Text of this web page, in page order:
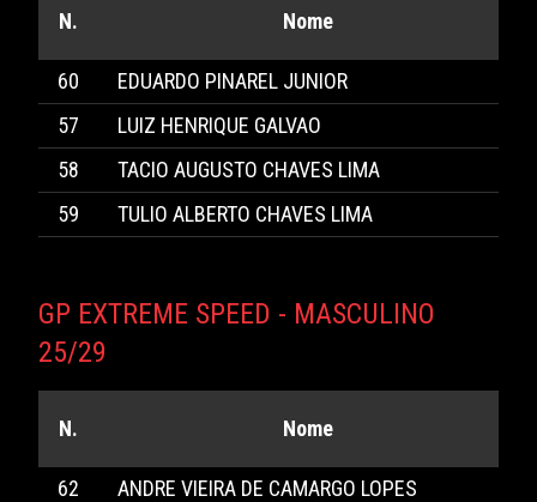
N. Nome
60
EDUARDO PINAREL JUNIOR
57
LUIZ HENRIQUE GALVAO
58
TACIO AUGUSTO CHAVES LIMA
59
TULIO ALBERTO CHAVES LIMA
GP EXTREME SPEED - MASCULINO
25/29
N. Nome
62
ANDRE VIEIRA DE CAMARGO LOPES